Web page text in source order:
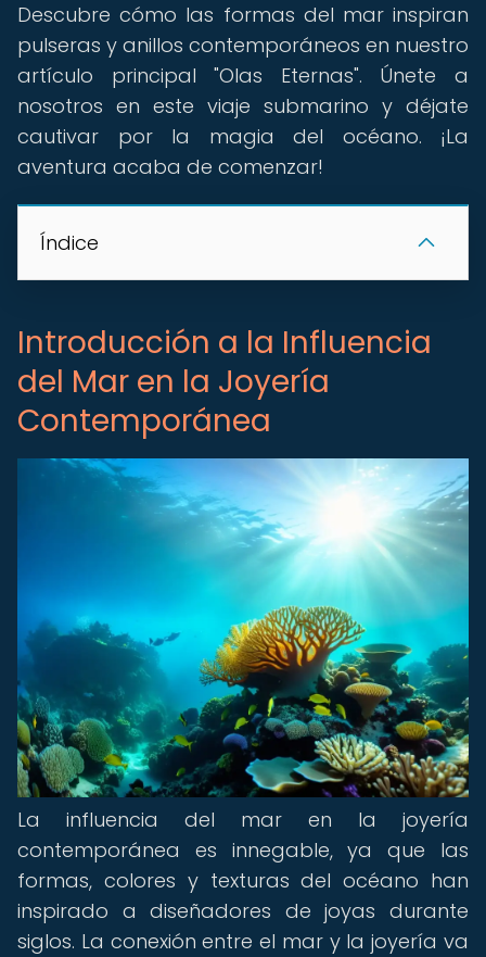
Descubre cómo las formas del mar inspiran
pulseras y anillos contemporáneos en nuestro
artículo principal "Olas Eternas". Únete a
nosotros en este viaje submarino y déjate
cautivar por la magia del océano. ¡La
aventura acaba de comenzar!
Índice
Introducción a la Influencia
del Mar en la Joyería
Contemporánea
La influencia del mar en la joyería
contemporánea es innegable, ya que las
formas, colores y texturas del océano han
inspirado a diseñadores de joyas durante
siglos. La conexión entre el mar y la joyería va